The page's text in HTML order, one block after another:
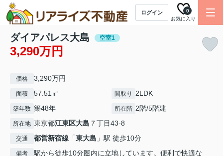
ログイン
お気に入り
0
ダイアパレス大島 空室1
3,290万円
価格 3,290万円
面積 57.51㎡ 間取り 2LDK
築年数 築48年 所在階 2階/5階建
所在地 東京都江東区大島 ７丁目43-8
交通 都営新宿線 「東大島 」駅 徒歩10分
備考
駅から徒歩10分圏内に立地しています。便利で快適な